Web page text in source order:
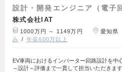
設計・開発エンジニア（電子
株式会社IAT
1000万円 ～ 1149万円 愛知県
み
年収600万以上
EV車両におけるインバーター回路設計を中
～設計～評価まで一貫して担当いただきま